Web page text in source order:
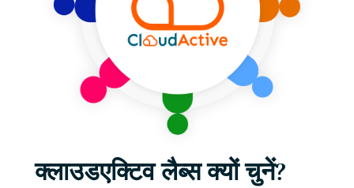
क्लाउडएक्टिव लैब्स क्यों चुनें?